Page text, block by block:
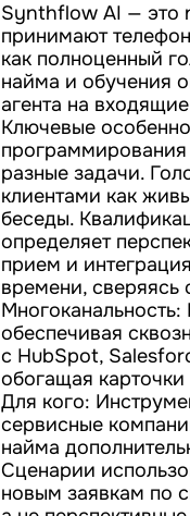
Synthflow AI — это
принимают
как полноценный
найма и обучения
агента на
Ключевые
разные задачи.
клиентами как
беседы.
определяет
прием и
времени, сверяясь
Многоканальность:
обеспечивая
с HubSpot,
обогащая карточки
Для кого:
сервисные
найма
Сценарии
новым заявкам по